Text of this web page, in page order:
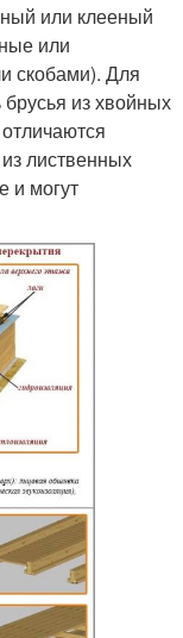
или клееный
или
скобами). Для
из хвойных
лиственных
и могут